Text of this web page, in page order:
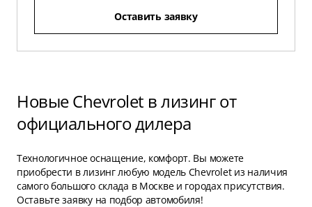
Оставить заявку
Новые Chevrolet в лизинг от
официального дилера
Технологичное оснащение, комфорт. Вы можете
приобрести в лизинг любую модель Chevrolet из наличия
самого большого склада в Москве и городах присутствия.
Оставьте заявку на подбор автомобиля!